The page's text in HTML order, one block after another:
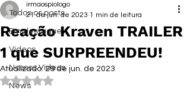
Todos os posts
Em destaque
Vídeos
Nossos Vídeos
News
Reação Kraven TRAILER
1 que SURPREENDEU!
irmaospiologo
21 de jun. de 2023 1 min de leitura
Atualizado:29 de jun. de 2023
Avaliado com NaN de 5 estrelas.